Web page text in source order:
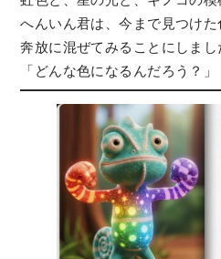
へんいん君は、今まで見つけ
奔放に混ぜてみることにしまし
「どんな色になるんだろう？」